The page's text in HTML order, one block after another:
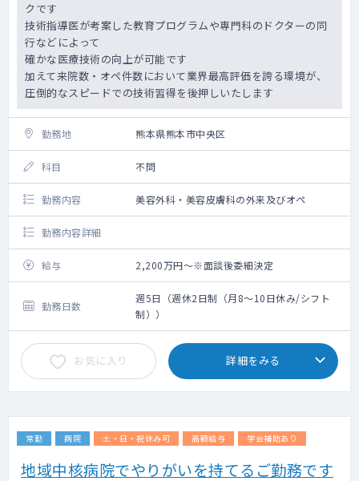
クです
技術指導医が考案した教育プログラムや専門科のドクターの同
行などによって
確かな医療技術の向上が可能です
加えて来院数・オペ件数において業界最高評価を誇る環境が、
圧倒的なスピードでの技術習得を後押しいたします
勤務地 熊本県熊本市中央区
科目 不問
勤務内容 美容外科・美容皮膚科の外来及びオペ
勤務内容詳細
給与 2,200万円～※面談後委細決定
勤務日数
週5日（週休2日制（月8～10日休み/シフト
制））
お気に入り 詳細をみる
常勤 病院 土・日・祝休み可 高額給与 学会補助あり
地域中核病院でやりがいを持てるご勤務です